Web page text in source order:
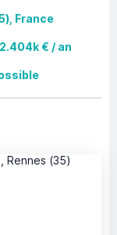
France
€ / an